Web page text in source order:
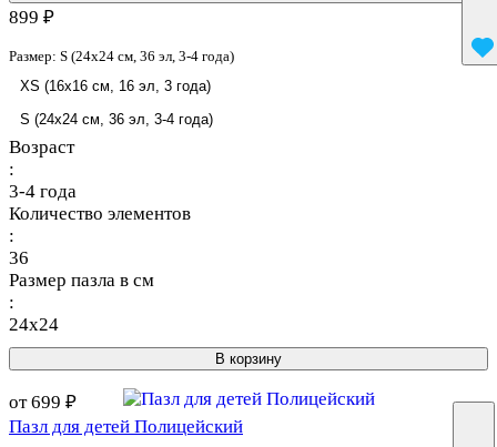
В корзину
899 ₽
Размер: S (24x24 см, 36 эл, 3-4 года)
XS (16x16 см, 16 эл, 3 года)
S (24x24 см, 36 эл, 3-4 года)
Возраст
:
3-4 года
Количество элементов
:
36
Размер пазла в см
:
24x24
от 699 ₽
Пазл для детей Полицейский